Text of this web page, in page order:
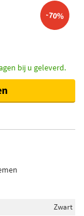
-70%
bij u geleverd.
Zwart